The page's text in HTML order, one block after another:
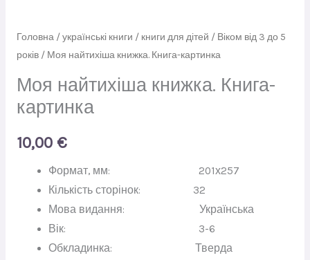
Головна/українські книги / книги для дітей / Віком від 3 до 5
років/ Моя найтихіша книжка. Книга-картинка
Моя найтихіша книжка. Книга-
картинка
10,00 €
Формат, мм:201х257
Кількість сторінок: 32
Мова видання:Українська
Вік: 3-6
Обкладинка:Тверда